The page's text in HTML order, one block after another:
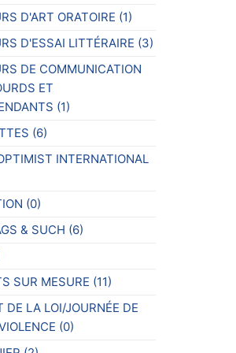
D'ART ORATOIRE (1)
D'ESSAI LITTÉRAIRE (3)
DE COMMUNICATION
ET
(1)
(6)
INTERNATIONAL
(0)
& SUCH (6)
SUR MESURE (11)
DE LA LOI/JOURNÉE DE
(0)